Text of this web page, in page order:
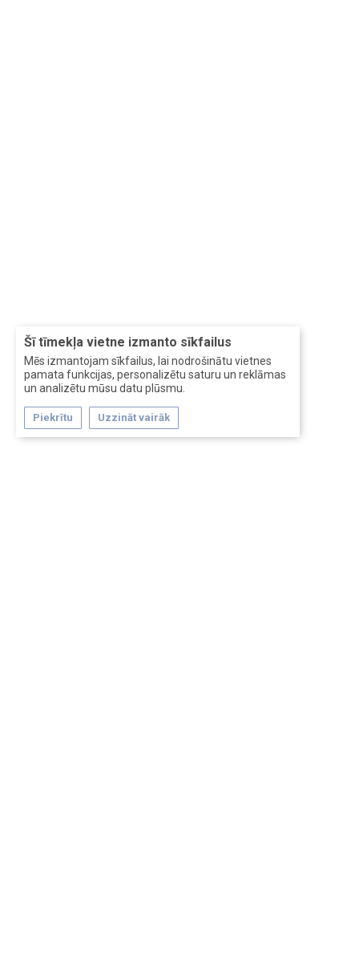
Šī tīmekļa vietne izmanto sīkfailus
Mēs izmantojam sīkfailus, lai nodrošinātu vietnes
pamata funkcijas, personalizētu saturu un reklāmas
un analizētu mūsu datu plūsmu.
Piekrītu Uzzināt vairāk